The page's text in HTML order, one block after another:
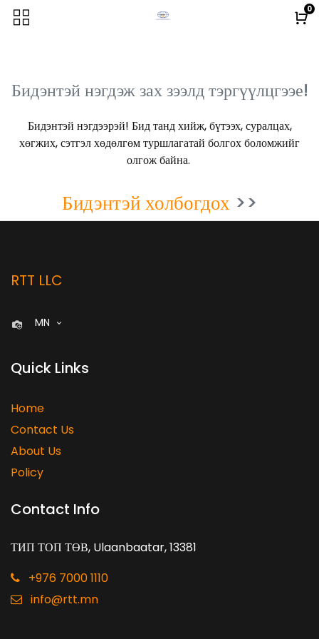
0
Бидэнтэй нэгдэж зах зээлд тэргүүлцгээе!
Бидэнтэй нэгдээрэй! Бид танд хийж, бүтээх, суралцах,
хөгжих, сэтгэл хөдөлгөм туршлагатай болгох боломжийг
олгож байна.
Бидэнтэй холбогдох>>
RTT LLC
MN
Quick Links
Home
Contact Us
About Us
Policy
Contact Info
ТИП ТОП ТӨВ, Ulaanbaatar, 13381
+976 7000 1110
info@rtt.mn